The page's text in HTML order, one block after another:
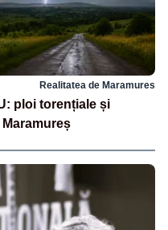
Realitatea de Maramures
ploi torențiale și